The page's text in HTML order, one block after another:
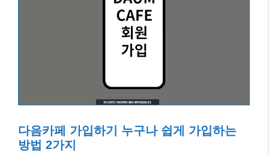
다음카페 가입하기 누구나 쉽게 가입하는
방법 2가지